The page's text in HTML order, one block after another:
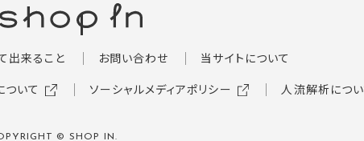
出来ること お問い合わせ
当サイトについて
いて ソーシャルメディアポリシー 人流解析につ
© SHOP IN.